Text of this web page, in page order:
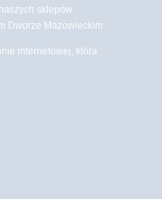
sklepów
Dworze Mazowieckim
internetowej, która